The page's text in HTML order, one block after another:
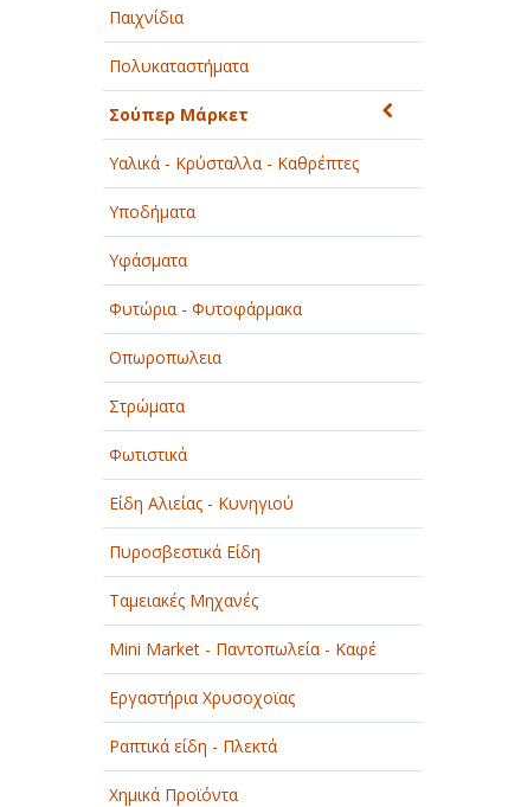
Παιχνίδια
Πολυκαταστήματα
Σούπερ Μάρκετ
Υαλικά - Κρύσταλλα - Καθρέπτες
Υποδήματα
Υφάσματα
Φυτώρια - Φυτοφάρμακα
Οπωροπωλεια
Στρώματα
Φωτιστικά
Είδη Αλιείας - Κυνηγιού
Πυροσβεστικά Είδη
Ταμειακές Μηχανές
Mini Market - Παντοπωλεία - Καφέ
Εργαστήρια Χρυσοχοϊας
Ραπτικά είδη - Πλεκτά
Χημικά Προϊόντα